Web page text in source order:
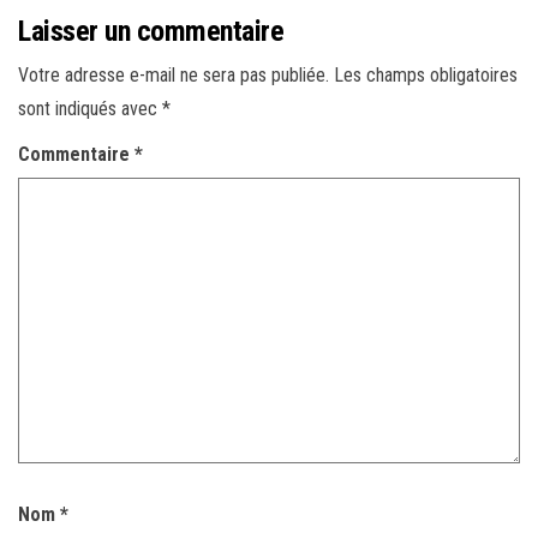
Laisser un commentaire
Votre adresse e-mail ne sera pas publiée. Les champs obligatoires
sont indiqués avec *
Commentaire *
Nom *